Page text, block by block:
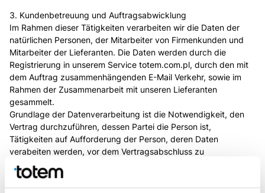
3. Kundenbetreuung und Auftragsabwicklung
Im Rahmen dieser Tätigkeiten verarbeiten wir die Daten der
natürlichen Personen, der Mitarbeiter von Firmenkunden und
Mitarbeiter der Lieferanten. Die Daten werden durch die
Registrierung in unserem Service totem.com.pl, durch den mit
dem Auftrag zusammenhängenden E-Mail Verkehr, sowie im
Rahmen der Zusammenarbeit mit unseren Lieferanten
gesammelt.
Grundlage der Datenverarbeitung ist die Notwendigkeit, den
Vertrag durchzuführen, dessen Partei die Person ist,
Tätigkeiten auf Aufforderung der Person, deren Daten
verabeiten werden, vor dem Vertragsabschluss zu
unternehmen, und rechtlich begründetes Geschäft von
Totem.com.pl, die darin besteht, die Dienstleistungen und
Tätigkeiten abzuwickeln, darunter die Buchhaltung und